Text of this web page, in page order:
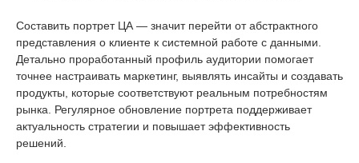
Составить портрет ЦА — значит перейти от абстрактного
представления о клиенте к системной работе с данными.
Детально проработанный профиль аудитории помогает
точнее настраивать маркетинг, выявлять инсайты и создавать
продукты, которые соответствуют реальным потребностям
рынка. Регулярное обновление портрета поддерживает
актуальность стратегии и повышает эффективность
решений.